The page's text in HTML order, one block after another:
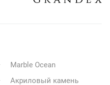
Marble Ocean
Акриловый камень